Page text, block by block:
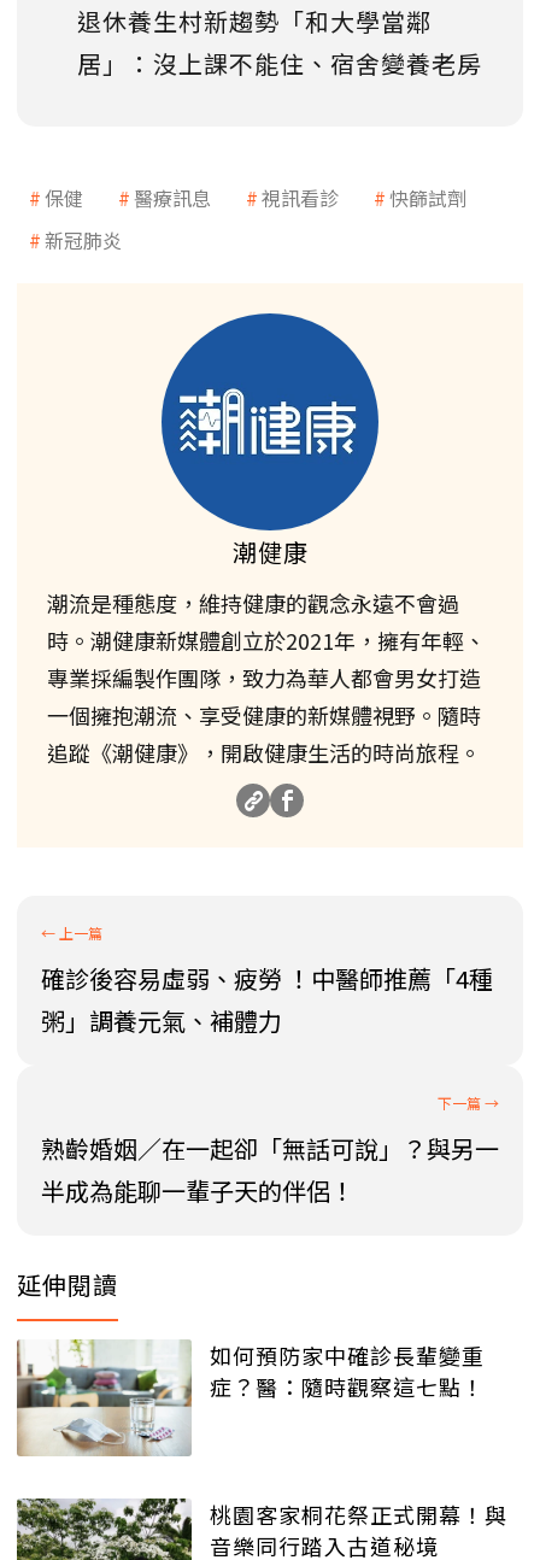
退休養生村新趨勢「和大學當鄰
居」：沒上課不能住、宿舍變養老房
保健 醫療訊息 視訊看診
快篩試劑
新冠肺炎
潮健康
潮流是種態度，維持健康的觀念永遠不會過
時。潮健康新媒體創立於2021年，擁有年輕、
專業採編製作團隊，致力為華人都會男女打造
一個擁抱潮流、享受健康的新媒體視野。隨時
追蹤《潮健康》，開啟健康生活的時尚旅程。
確診後容易虛弱、疲勞 ！中醫師推薦「4種
粥」調養元氣、補體力
熟齡婚姻／在一起卻「無話可說」？與另一
半成為能聊一輩子天的伴侶！
延伸閱讀
如何預防家中確診長輩變重
症？醫：隨時觀察這七點！
桃園客家桐花祭正式開幕！與
音樂同行踏入古道秘境